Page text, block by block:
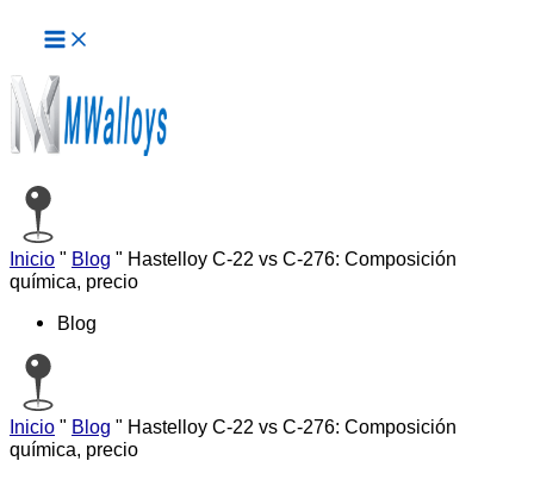
contenido
principal
Inicio " Blog " Hastelloy C-22 vs C-276: Composición
química, precio
Blog
Inicio " Blog " Hastelloy C-22 vs C-276: Composición
química, precio